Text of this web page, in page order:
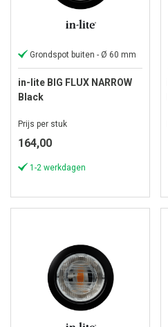
Grondspot buiten - Ø 60 mm
in-lite BIG FLUX NARROW
Black
Prijs per stuk
164,00
1-2 werkdagen